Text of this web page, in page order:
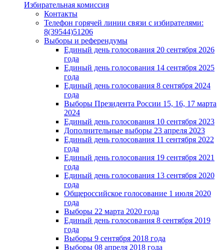
Избирательная комиссия
Контакты
Телефон горячей линии связи с избирателями:
8(39544)51206
Выборы и референдумы
Единый день голосования 20 сентября 2026
года
Единый день голосования 14 сентября 2025
года
Единый день голосования 8 сентября 2024
года
Выборы Президента России 15, 16, 17 марта
2024
Единый день голосования 10 сентября 2023
Дополнительные выборы 23 апреля 2023
Единый день голосования 11 сентября 2022
года
Единый день голосования 19 сентября 2021
года
Единый день голосования 13 сентября 2020
года
Общероссийское голосование 1 июля 2020
года
Выборы 22 марта 2020 года
Единый день голосования 8 сентября 2019
года
Выборы 9 сентября 2018 года
Выборы 08 апреля 2018 года